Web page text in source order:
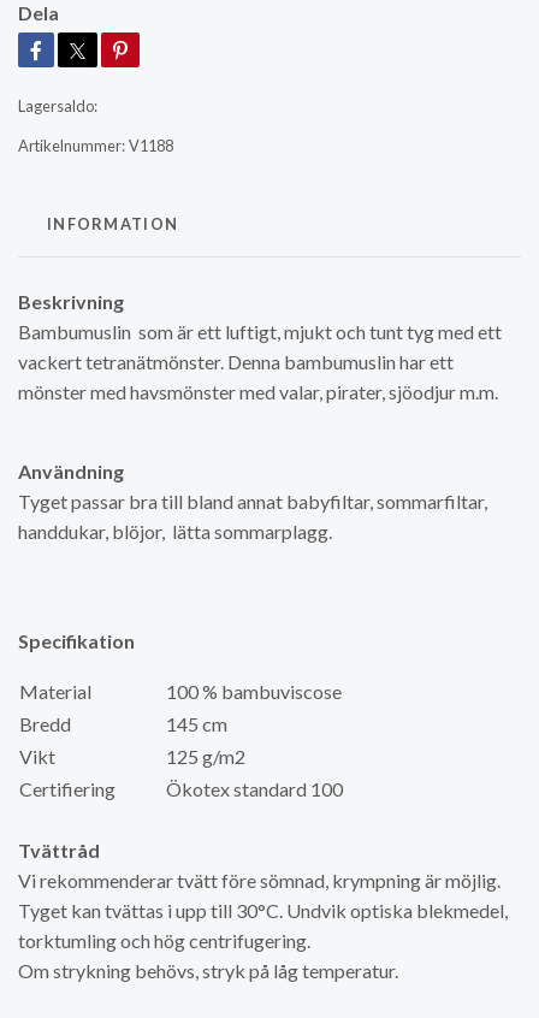
Dela
Lagersaldo:
Artikelnummer:V1188
INFORMATION
Beskrivning
Bambumuslin som är ett luftigt, mjukt och tunt tyg med ett
vackert tetranätmönster. Denna bambumuslin har ett
mönster med havsmönster med valar, pirater, sjöodjur m.m.
Användning
Tyget passar bra till bland annat babyfiltar, sommarfiltar,
handdukar, blöjor, lätta sommarplagg.
Specifikation
Material
100 % bambuviscose
Bredd
145 cm
Vikt
125 g/m2
Certifiering
Ökotex standard 100
Tvättråd
Vi rekommenderar tvätt före sömnad, krympning är möjlig.
Tyget kan tvättas i upp till 30°C. Undvik optiska blekmedel,
torktumling och hög centrifugering.
Om strykning behövs, stryk på låg temperatur.